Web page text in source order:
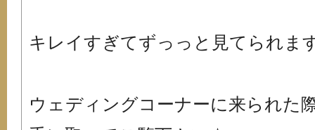
キレイすぎてずっっと見てられま
ウェディングコーナーに来られた